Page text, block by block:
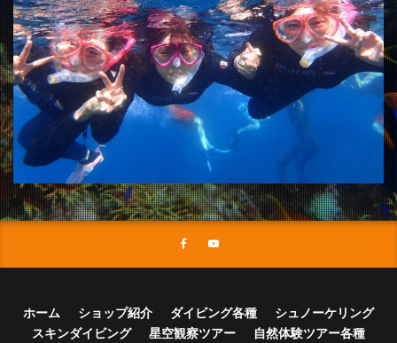
ホーム ショップ紹介 ダイビング各種
シュノーケリング
スキンダイビング
星空観察ツアー 自然体験ツアー各種